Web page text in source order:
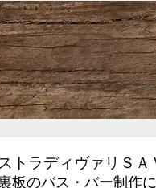
トラディヴァリＳＡ
板のバス・バー制作